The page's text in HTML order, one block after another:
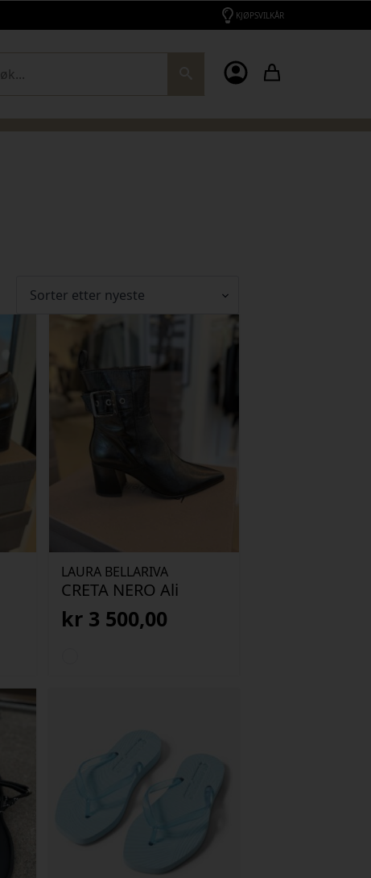
KJØPSVILKÅR
LAURA BELLARIVA
CRETA NERO Ali
kr 3 500,00